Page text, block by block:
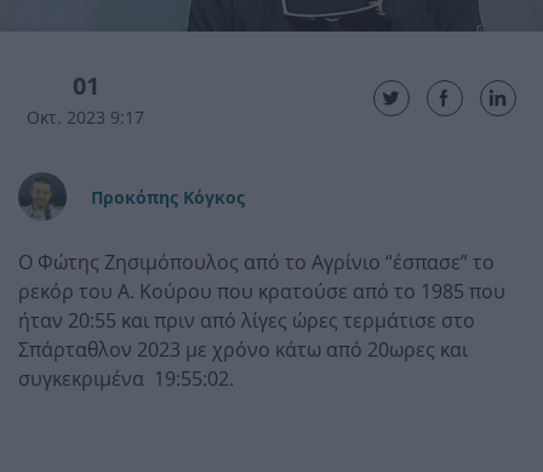
01
Οκτ. 2023 9:17
Προκόπης Κόγκος
Ο Φώτης Ζησιμόπουλος από το Αγρίνιο “έσπασε” το
ρεκόρ του Α. Κούρου που κρατούσε από το 1985 που
ήταν 20:55 και πριν από λίγες ώρες τερμάτισε στο
Σπάρταθλον 2023 με χρόνο κάτω από 20ωρες και
συγκεκριμένα 19:55:02.